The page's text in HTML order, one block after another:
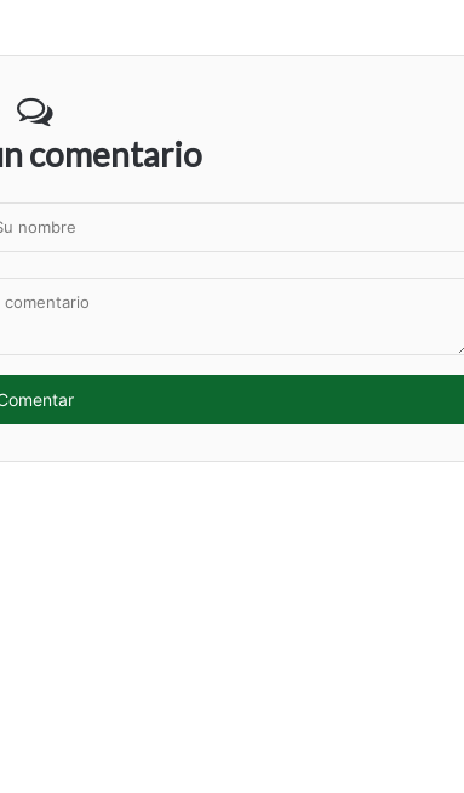
comentario